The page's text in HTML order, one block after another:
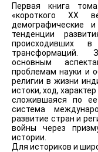
Первая книга
«короткого XX
демографические
тенденции
происходивших
трансформаций.
основным
проблемам науки и
религии в жизни
истоки, ход,
сложившаяся по ее
система
развитие стран и
войны через
истории.
Для историков и